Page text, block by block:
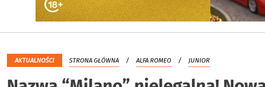
AKTUALNOŚCI STRONA GŁÓWNA ALFA ROMEO JUNIOR